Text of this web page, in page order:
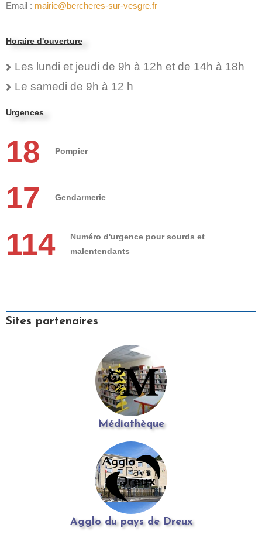
Email : mairie@bercheres-sur-vesgre.fr
Horaire d'ouverture
Les lundi et jeudi de 9h à 12h et de 14h à 18h
Le samedi de 9h à 12 h
Urgences
18 Pompier
17 Gendarmerie
114
Numéro d'urgence pour sourds et
malentendants
Sites partenaires
Médiathèque
Agglo du pays de Dreux